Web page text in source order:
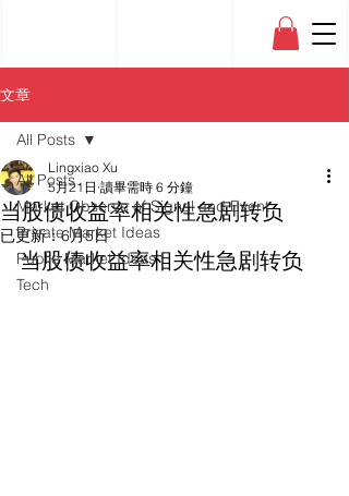
文章
All Posts
Market Observe of Signal and Event
Private Market Ideas
Public Market Ideas
Tech
All Posts
当股债收益率相关性急剧转负
Lingxiao Xu
5月21日 讀畢需時 6 分鐘
已更新：6月5日
当股债收益率相关性急剧转负